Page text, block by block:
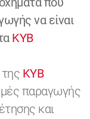
να είναι
KYB
KYB
παραγωγής
και